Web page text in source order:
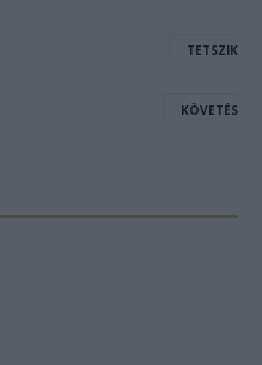
TETSZIK
KÖVETÉS